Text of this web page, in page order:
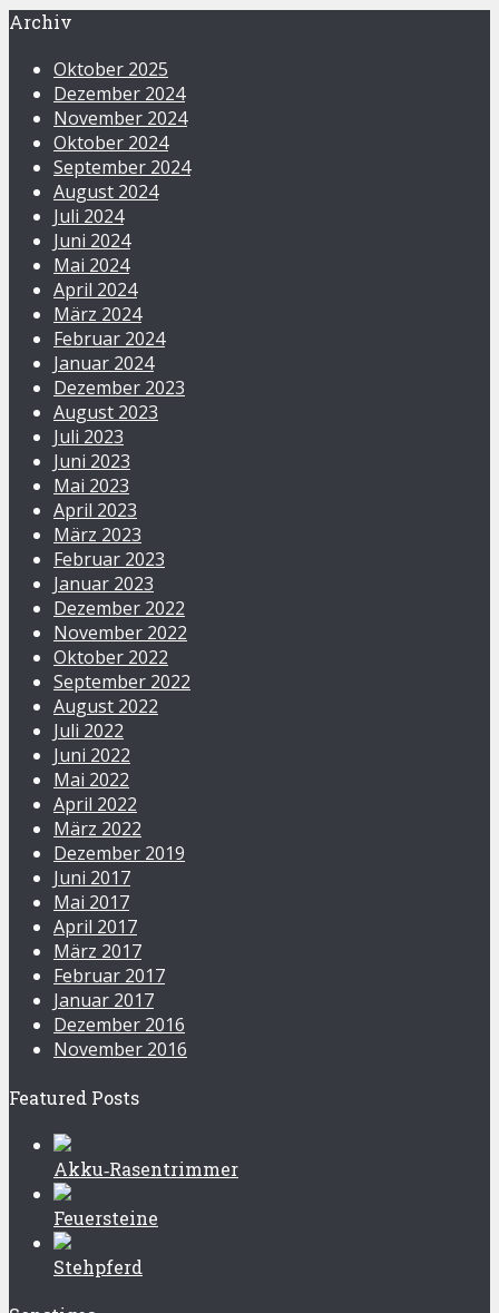
Archiv
Oktober 2025
Dezember 2024
November 2024
Oktober 2024
September 2024
August 2024
Juli 2024
Juni 2024
Mai 2024
April 2024
März 2024
Februar 2024
Januar 2024
Dezember 2023
August 2023
Juli 2023
Juni 2023
Mai 2023
April 2023
März 2023
Februar 2023
Januar 2023
Dezember 2022
November 2022
Oktober 2022
September 2022
August 2022
Juli 2022
Juni 2022
Mai 2022
April 2022
März 2022
Dezember 2019
Juni 2017
Mai 2017
April 2017
März 2017
Februar 2017
Januar 2017
Dezember 2016
November 2016
Featured Posts
Akku‑Rasentrimmer
Feuersteine
Stehpferd